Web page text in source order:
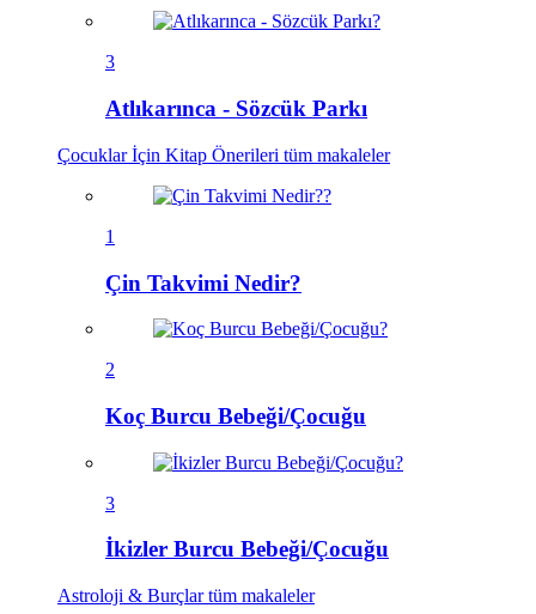
3
Atlıkarınca - Sözcük Parkı
Çocuklar İçin Kitap Önerileri tüm makaleler
1
Çin Takvimi Nedir?
2
Koç Burcu Bebeği/Çocuğu
3
İkizler Burcu Bebeği/Çocuğu
Astroloji & Burçlartüm makaleler